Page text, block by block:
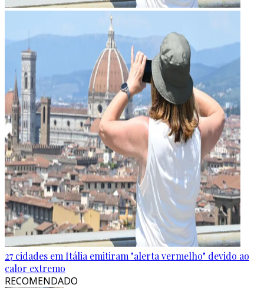
27 cidades em Itália emitiram "alerta vermelho" devido ao
calor extremo
RECOMENDADO